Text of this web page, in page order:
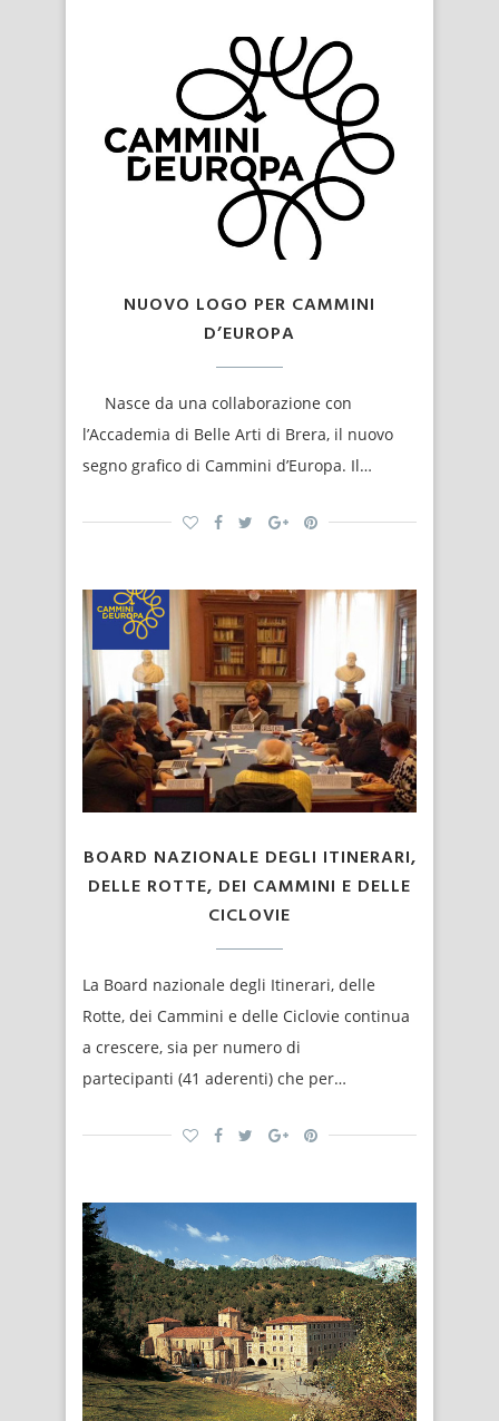
NUOVO LOGO PER CAMMINI
D’EUROPA
Nasce da una collaborazione con
l’Accademia di Belle Arti di Brera, il nuovo
segno grafico di Cammini d’Europa. Il…
BOARD NAZIONALE DEGLI ITINERARI,
DELLE ROTTE, DEI CAMMINI E DELLE
CICLOVIE
La Board nazionale degli Itinerari, delle
Rotte, dei Cammini e delle Ciclovie continua
a crescere, sia per numero di
partecipanti (41 aderenti) che per…